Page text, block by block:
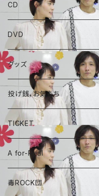
CD
ALBAUM
A for-Real
毒ROCK団
SINGLE
コラボCD
A for-Real
毒ROCK団
DVD
グッズ
投げ銭，お気もち
あやめちゃんおやつ
頑張れ、しょーちゃん
しょーちゃん、おやつ
TICKET
A for-Real
毒ROCK団